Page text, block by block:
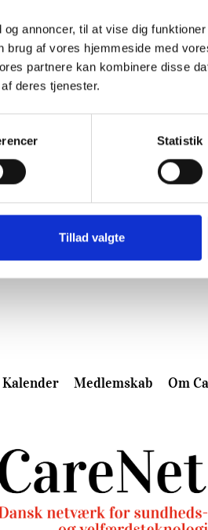
annoncer, til at vise dig
af vores hjemmeside med
partnere kan kombinere disse
deres tjenester.
Statistik
Tillad valgte
Kalender Medlemskab Om